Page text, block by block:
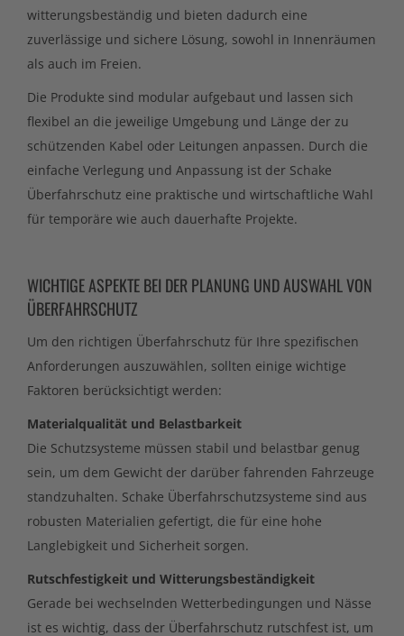
witterungsbeständig und bieten dadurch eine
zuverlässige und sichere Lösung, sowohl in Innenräumen
als auch im Freien.
Die Produkte sind modular aufgebaut und lassen sich
flexibel an die jeweilige Umgebung und Länge der zu
schützenden Kabel oder Leitungen anpassen. Durch die
einfache Verlegung und Anpassung ist der Schake
Überfahrschutz eine praktische und wirtschaftliche Wahl
für temporäre wie auch dauerhafte Projekte.
WICHTIGE ASPEKTE BEI DER PLANUNG UND AUSWAHL VON
ÜBERFAHRSCHUTZ
Um den richtigen Überfahrschutz für Ihre spezifischen
Anforderungen auszuwählen, sollten einige wichtige
Faktoren berücksichtigt werden:
Materialqualität und Belastbarkeit
Die Schutzsysteme müssen stabil und belastbar genug
sein, um dem Gewicht der darüber fahrenden Fahrzeuge
standzuhalten. Schake Überfahrschutzsysteme sind aus
robusten Materialien gefertigt, die für eine hohe
Langlebigkeit und Sicherheit sorgen.
Rutschfestigkeit und Witterungsbeständigkeit
Gerade bei wechselnden Wetterbedingungen und Nässe
ist es wichtig, dass der Überfahrschutz rutschfest ist, um